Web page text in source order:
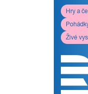
Hry a
Živé